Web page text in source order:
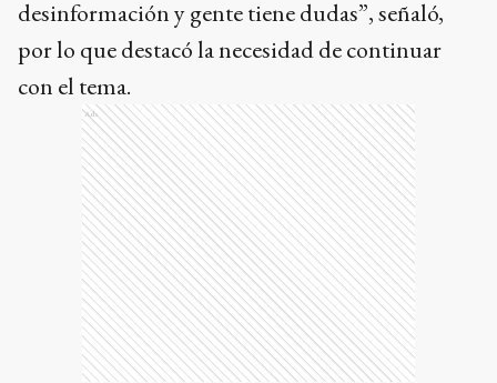
desinformación y gente tiene dudas”, señaló,
por lo que destacó la necesidad de continuar
con el tema.
Ads